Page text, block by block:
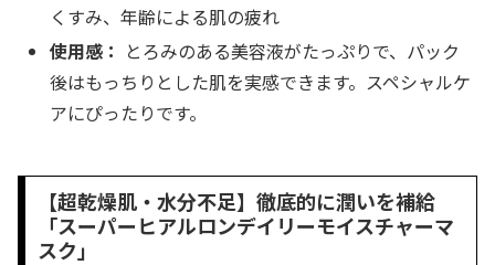
くすみ、年齢による肌の疲れ
使用感： とろみのある美容液がたっぷりで、パック
後はもっちりとした肌を実感できます。スペシャルケ
アにぴったりです。
【超乾燥肌・水分不足】徹底的に潤いを補給
「スーパーヒアルロンデイリーモイスチャーマ
スク」